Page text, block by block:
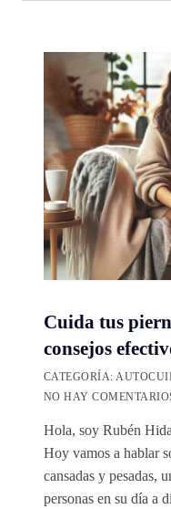
Cuida tus
consejos
CATEGORÍA:
NO HAY
Hola, soy Rubén
Hoy vamos a hablar
cansadas y pesadas,
personas en su día a